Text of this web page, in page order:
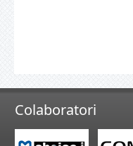
Colaboratori